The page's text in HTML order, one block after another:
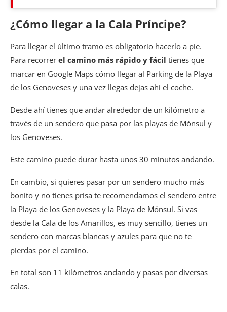
¿Cómo llegar a la Cala Príncipe?
Para llegar el último tramo es obligatorio hacerlo a pie.
Para recorrer el camino más rápido y fácil tienes que
marcar en Google Maps cómo llegar al Parking de la Playa
de los Genoveses y una vez llegas dejas ahí el coche.
Desde ahí tienes que andar alrededor de un kilómetro a
través de un sendero que pasa por las playas de Mónsul y
los Genoveses.
Este camino puede durar hasta unos 30 minutos andando.
En cambio, si quieres pasar por un sendero mucho más
bonito y no tienes prisa te recomendamos el sendero entre
la Playa de los Genoveses y la Playa de Mónsul. Si vas
desde la Cala de los Amarillos, es muy sencillo, tienes un
sendero con marcas blancas y azules para que no te
pierdas por el camino.
En total son 11 kilómetros andando y pasas por diversas
calas.